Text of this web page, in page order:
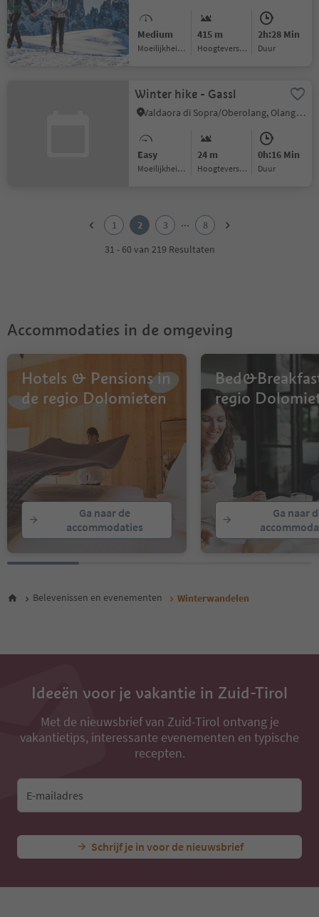
Medium
Moeilijkheidsgraad
415 m
Hoogteverschil
2h:28 Min
Duur
Winter hike - Gassl
Valdaora di Sopra/Oberolang, Olang/Valdaora, Dolomites Region Kronplatz/Plan de Corones
Easy
Moeilijkheidsgraad
24 m
Hoogteverschil
0h:16 Min
Duur
1 2 3 ...
8
31 - 60 van 219 Resultaten
Accommodaties in de omgeving
Hotels & Pensions in
de regio Dolomieten
Ga naar de
accommodaties
regio
Ga naar
Belevenissen en evenementen Winterwandelen
Ideeën voor je vakantie in Zuid-Tirol
Met de nieuwsbrief van Zuid-Tirol ontvang je
vakantietips, interessante evenementen en typische
recepten.
E-mailadres
Schrijf je in voor de nieuwsbrief